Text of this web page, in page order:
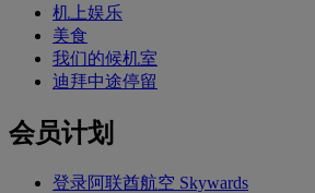
机上娱乐
美食
我们的候机室
迪拜中途停留
会员计划
登录阿联酋航空 Skywards